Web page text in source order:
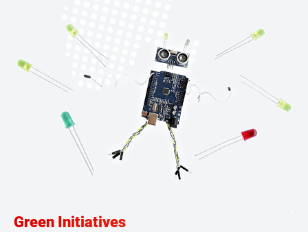
Green Initiatives